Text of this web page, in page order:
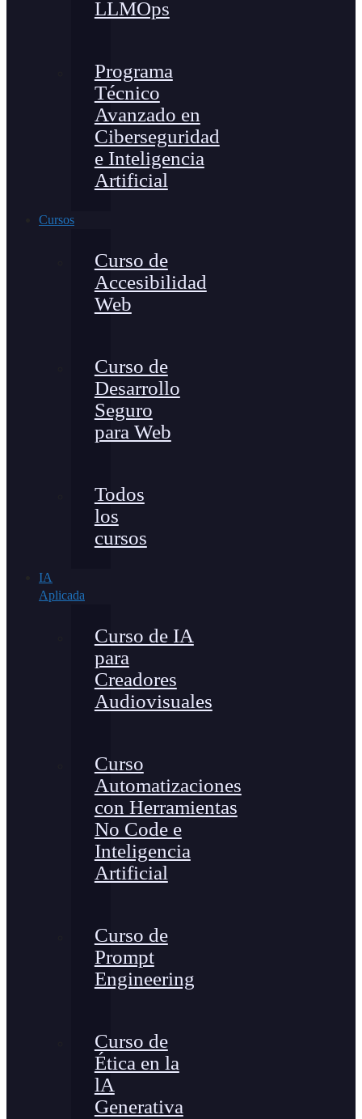
LLMOps
Programa
Técnico
Avanzado en
Ciberseguridad
e Inteligencia
Artificial
Cursos
Curso de
Accesibilidad
Web
Curso de
Desarrollo
Seguro
para Web
Todos
los
cursos
IA
Aplicada
Curso de IA
para
Creadores
Audiovisuales
Curso
Automatizaciones
con Herramientas
No Code e
Inteligencia
Artificial
Curso de
Prompt
Engineering
Curso de
Ética en la
lA
Generativa